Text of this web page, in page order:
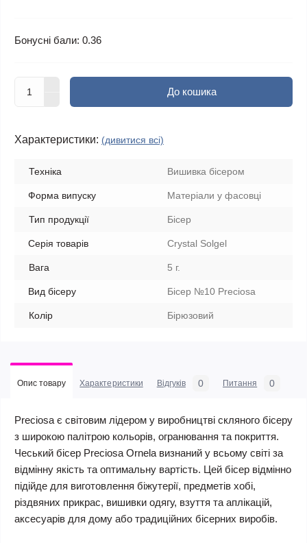
Бонусні бали: 0.36
До кошика
Характеристики: (дивитися всі)
Техніка Вишивка бісером
Форма випуску Матеріали у фасовці
Тип продукції Бісер
Серія товарів Crystal Solgel
Вага 5 г.
Вид бісеру Бісер №10 Preciosa
Колір Бірюзовий
Опис товару Характеристики Відгуків 0 Питання 0
Preciosa є світовим лідером у виробництві скляного бісеру
з широкою палітрою кольорів, огранювання та покриття.
Чеський бісер Preciosa Ornela визнаний у всьому світі за
відмінну якість та оптимальну вартість. Цей бісер відмінно
підійде для виготовлення біжутерії, предметів хобі,
різдвяних прикрас, вишивки одягу, взуття та аплікацій,
аксесуарів для дому або традиційних бісерних виробів.